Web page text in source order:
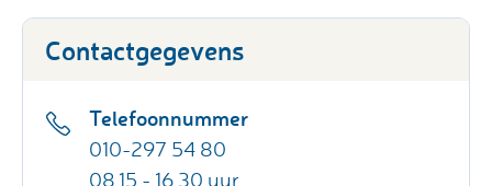
Contactgegevens
Telefoonnummer
010-297 54 80
08.15 - 16.30 uur